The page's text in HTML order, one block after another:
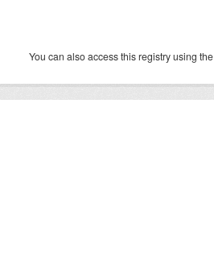
You can also access this registry using the